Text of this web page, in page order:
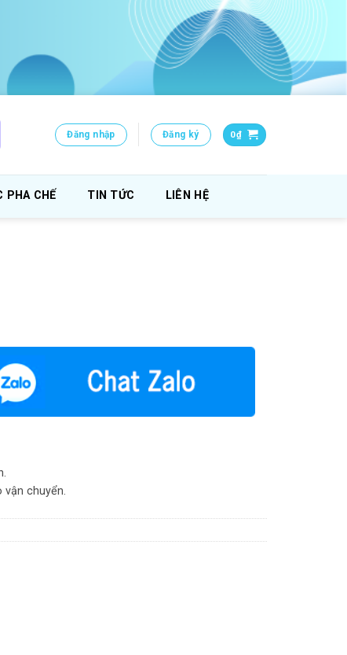
Đăng nhập Đăng ký 0₫
PHA CHẾ TIN TỨC LIÊN HỆ
vận chuyển.